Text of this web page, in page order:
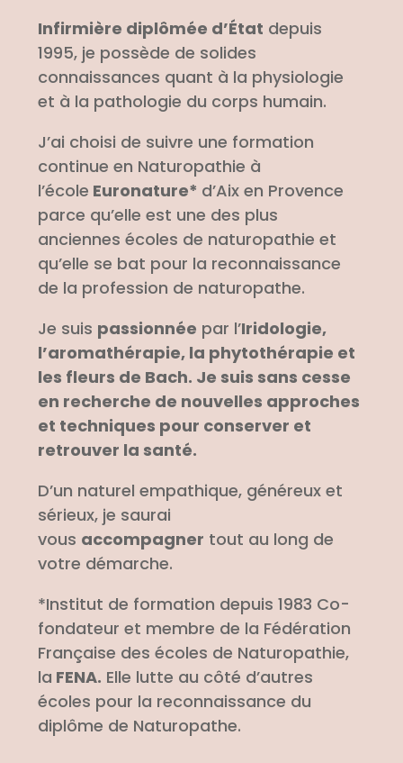
Infirmière diplômée d’État depuis
1995, je possède de solides
connaissances quant à la physiologie
et à la pathologie du corps humain.
J’ai choisi de suivre une formation
continue en Naturopathie à
l’école Euronature* d’Aix en Provence
parce qu’elle est une des plus
anciennes écoles de naturopathie et
qu’elle se bat pour la reconnaissance
de la profession de naturopathe.
Je suis passionnée par l’Iridologie,
l’aromathérapie, la phytothérapie et
les fleurs de Bach. Je suis sans cesse
en recherche de nouvelles approches
et techniques pour conserver et
retrouver la santé.
D’un naturel empathique, généreux et
sérieux, je saurai
vous accompagner tout au long de
votre démarche.
*Institut de formation depuis 1983 Co-
fondateur et membre de la Fédération
Française des écoles de Naturopathie,
la FENA. Elle lutte au côté d’autres
écoles pour la reconnaissance du
diplôme de Naturopathe.